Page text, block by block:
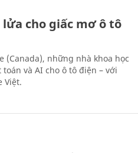
cho giấc mơ ô tô
(Canada), những nhà khoa học
và AI cho ô tô điện – với
Việt.